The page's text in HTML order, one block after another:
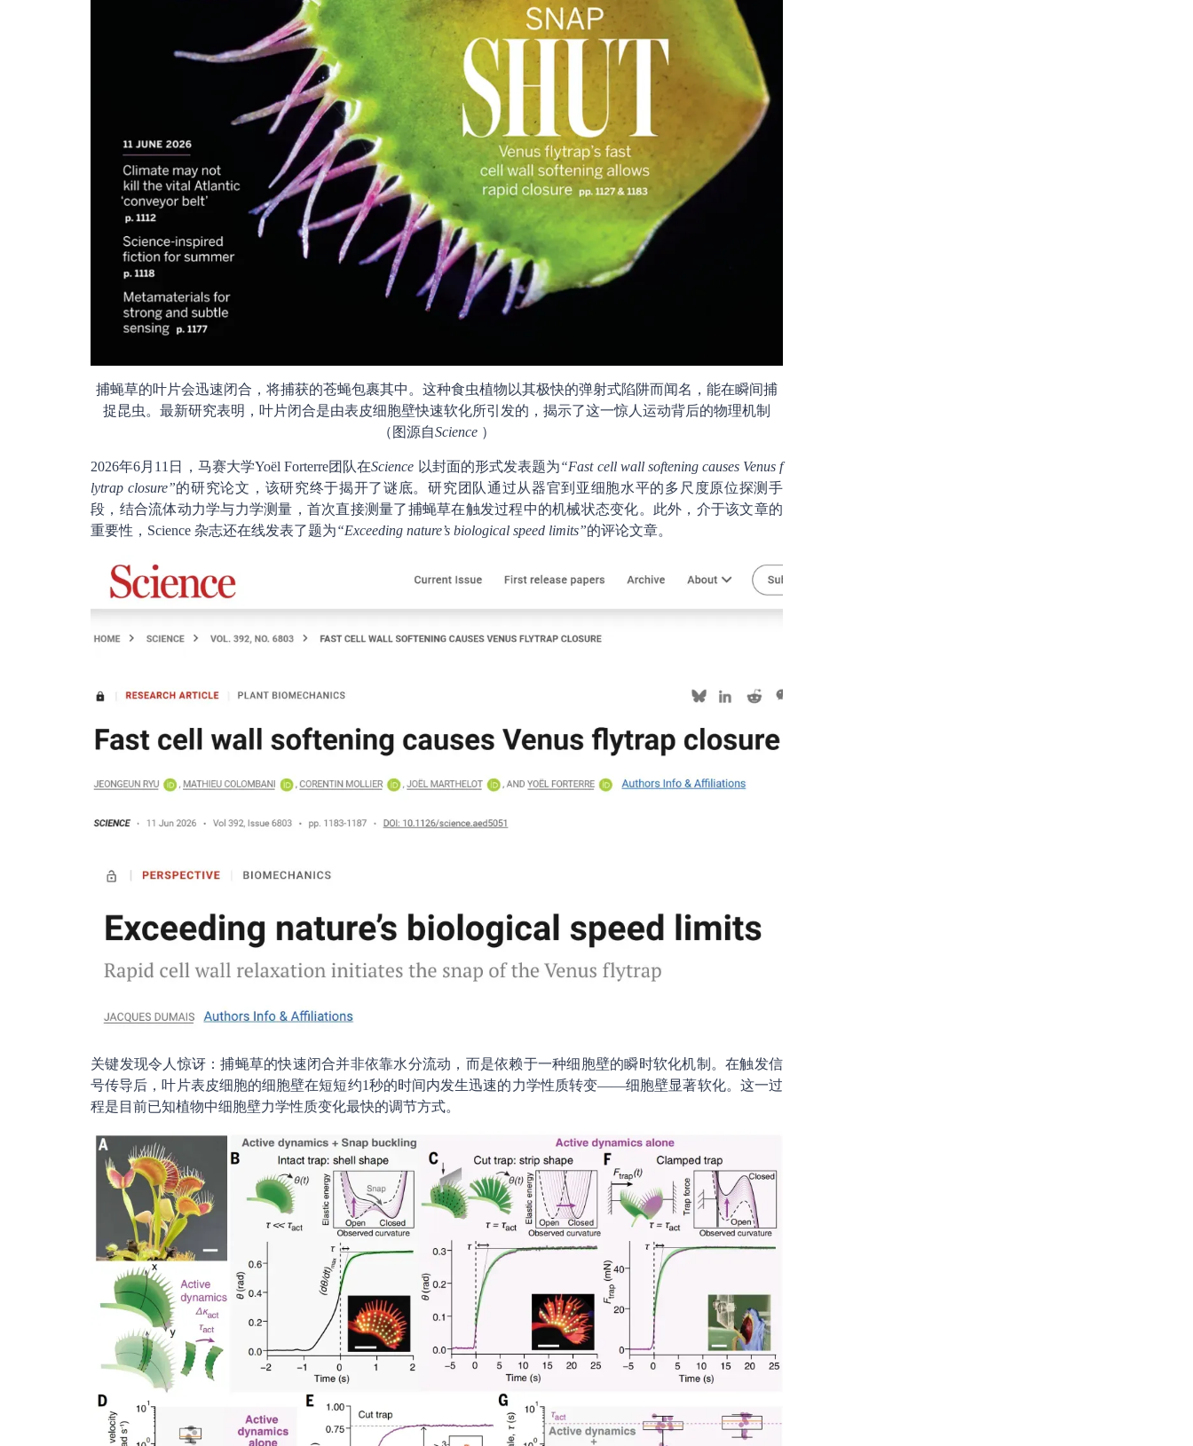
捕蝇草的叶片会迅速闭合，将捕获的苍蝇包裹其中。这种食虫植物以其极快的弹射式陷阱而闻名，能在瞬间捕
捉昆虫。最新研究表明，叶片闭合是由表皮细胞壁快速软化所引发的，揭示了这一惊人运动背后的物理机制
（图源自Science ）
2026年6月11日，马赛大学Yoël Forterre团队在Science 以封面的形式发表题为“Fast cell wall softening causes Venus f
lytrap closure”的研究论文，该研究终于揭开了谜底。研究团队通过从器官到亚细胞水平的多尺度原位探测手
段，结合流体动力学与力学测量，首次直接测量了捕蝇草在触发过程中的机械状态变化。此外，介于该文章的
重要性，Science 杂志还在线发表了题为“Exceeding nature’s biological speed limits”的评论文章。
关键发现令人惊讶：捕蝇草的快速闭合并非依靠水分流动，而是依赖于一种细胞壁的瞬时软化机制。在触发信
号传导后，叶片表皮细胞的细胞壁在短短约1秒的时间内发生迅速的力学性质转变——细胞壁显著软化。这一过
程是目前已知植物中细胞壁力学性质变化最快的调节方式。